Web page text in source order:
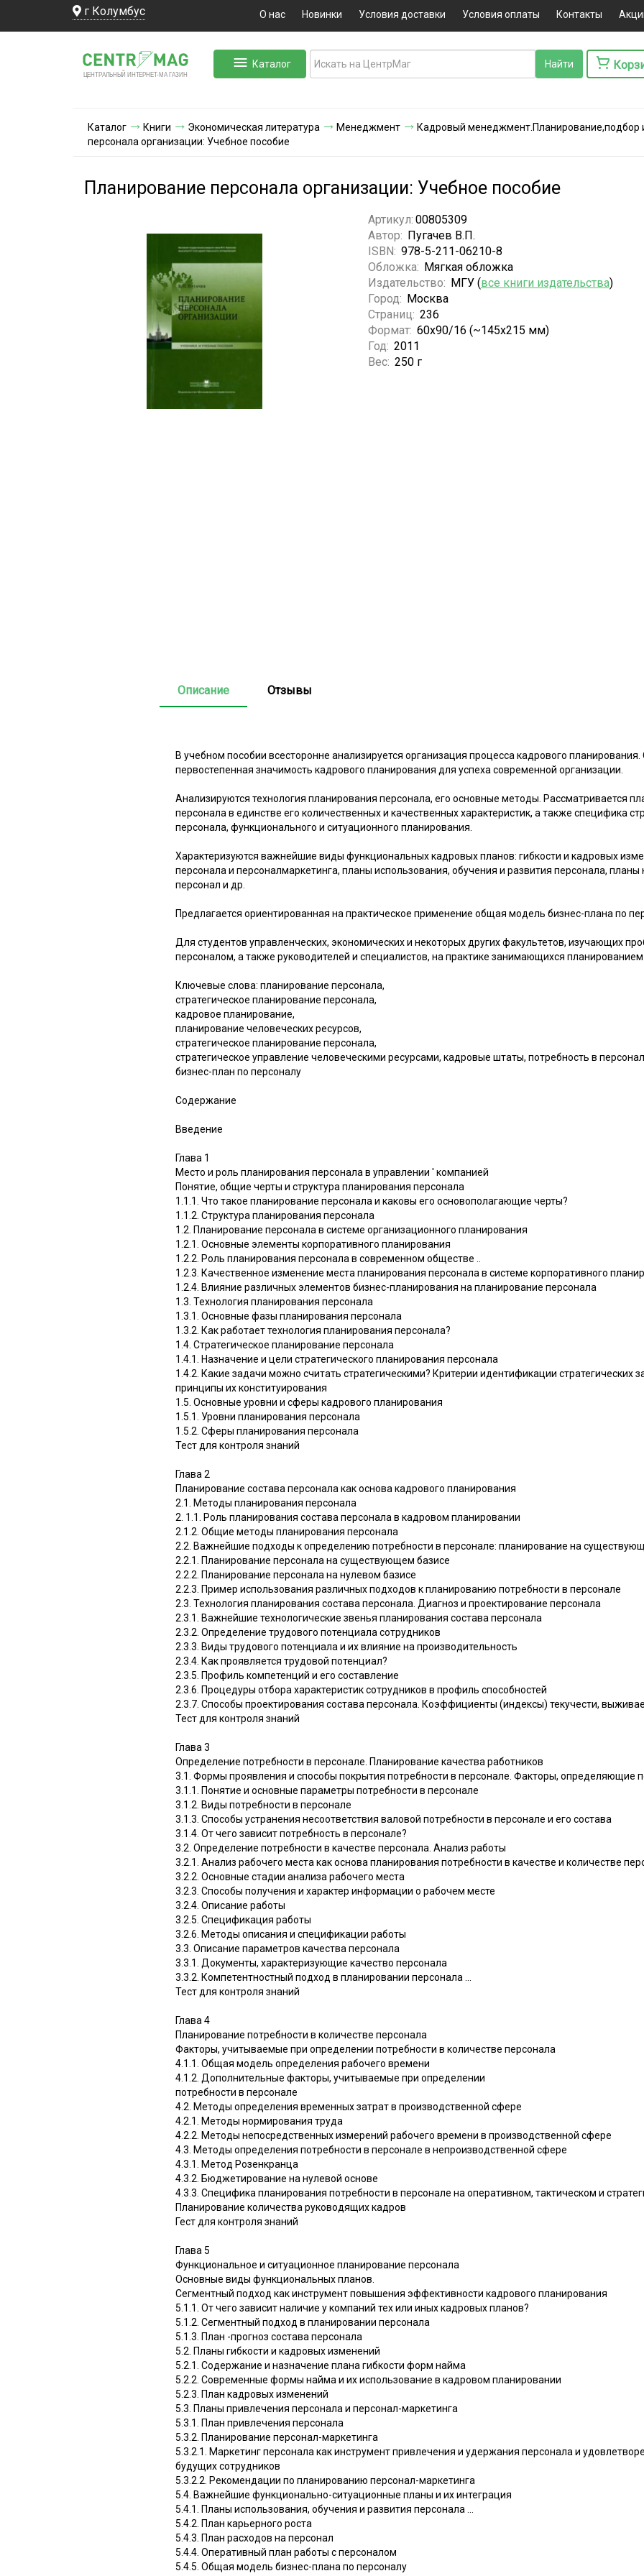
г Колумбус О нас Новинки Условия доставки Условия оплаты Контакты
ЦЕНТРАЛЬНЫЙ ИНТЕРНЕТ-МА ГАЗИН
Каталог
Каталог Книги Экономическая литература Менеджмент Кадровый менеджмент.Планирование,подбор
персонала организации: Учебное пособие
Планирование персонала организации: Учебное пособие
Артикул: 00805309
Автор: Пугачев В.П.
ISBN: 978-5-211-06210-8
Обложка: Мягкая обложка
Издательство: МГУ (все книги издательства)
Город: Москва
Страниц: 236
Формат: 60x90/16 (~145х215 мм)
Год: 2011
Вес: 250 г
Описание Отзывы
В учебном пособии всесторонне анализируется организация процесса кадрового
первостепенная значимость кадрового планирования для успеха современной организации.
Анализируются технология планирования персонала, его основные методы. Рассматривается
персонала в единстве его количественных и качественных характеристик, а также специфика
персонала, функционального и ситуационного планирования.
Характеризуются важнейшие виды функциональных кадровых планов: гибкости и кадровых
персонала и персоналмаркетинга, планы использования, обучения и развития персонала, планы
персонал и др.
Предлагается ориентированная на практическое применение общая модель бизнес-плана по
Для студентов управленческих, экономических и некоторых других факультетов, изучающих
персоналом, а также руководителей и специалистов, на практике занимающихся планированием
Ключевые слова: планирование персонала,
стратегическое планирование персонала,
кадровое планирование,
планирование человеческих ресурсов,
стратегическое планирование персонала,
стратегическое управление человеческими ресурсами, кадровые штаты, потребность в
бизнес-план по персоналу
Содержание
Введение
Глава 1
Место и роль планирования персонала в управлении ' компанией
Понятие, общие черты и структура планирования персонала
1.1.1. Что такое планирование персонала и каковы его основополагающие черты?
1.1.2. Структура планирования персонала
1.2. Планирование персонала в системе организационного планирования
1.2.1. Основные элементы корпоративного планирования
1.2.2. Роль планирования персонала в современном обществе ..
1.2.3. Качественное изменение места планирования персонала в системе корпоративного
1.2.4. Влияние различных элементов бизнес-планирования на планирование персонала
1.3. Технология планирования персонала
1.3.1. Основные фазы планирования персонала
1.3.2. Как работает технология планирования персонала?
1.4. Стратегическое планирование персонала
1.4.1. Назначение и цели стратегического планирования персонала
1.4.2. Какие задачи можно считать стратегическими? Критерии идентификации стратегических
принципы их конституирования
1.5. Основные уровни и сферы кадрового планирования
1.5.1. Уровни планирования персонала
1.5.2. Сферы планирования персонала
Тест для контроля знаний
Глава 2
Планирование состава персонала как основа кадрового планирования
2.1. Методы планирования персонала
2. 1.1. Роль планирования состава персонала в кадровом планировании
2.1.2. Общие методы планирования персонала
2.2. Важнейшие подходы к определению потребности в персонале: планирование на
2.2.1. Планирование персонала на существующем базисе
2.2.2. Планирование персонала на нулевом базисе
2.2.3. Пример использования различных подходов к планированию потребности в персонале
2.3. Технология планирования состава персонала. Диагноз и проектирование персонала
2.3.1. Важнейшие технологические звенья планирования состава персонала
2.3.2. Определение трудового потенциала сотрудников
2.3.3. Виды трудового потенциала и их влияние на производительность
2.3.4. Как проявляется трудовой потенциал?
2.3.5. Профиль компетенций и его составление
2.3.6. Процедуры отбора характеристик сотрудников в профиль способностей
2.3.7. Способы проектирования состава персонала. Коэффициенты (индексы) текучести,
Тест для контроля знаний
Глава 3
Определение потребности в персонале. Планирование качества работников
3.1. Формы проявления и способы покрытия потребности в персонале. Факторы, определяющие
3.1.1. Понятие и основные параметры потребности в персонале
3.1.2. Виды потребности в персонале
3.1.3. Способы устранения несоответствия валовой потребности в персонале и его состава
3.1.4. От чего зависит потребность в персонале?
3.2. Определение потребности в качестве персонала. Анализ работы
3.2.1. Анализ рабочего места как основа планирования потребности в качестве и количестве
3.2.2. Основные стадии анализа рабочего места
3.2.3. Способы получения и характер информации о рабочем месте
3.2.4. Описание работы
3.2.5. Спецификация работы
3.2.6. Методы описания и спецификации работы
3.3. Описание параметров качества персонала
3.3.1. Документы, характеризующие качество персонала
3.3.2. Компетентностный подход в планировании персонала ...
Тест для контроля знаний
Глава 4
Планирование потребности в количестве персонала
Факторы, учитываемые при определении потребности в количестве персонала
4.1.1. Общая модель определения рабочего времени
4.1.2. Дополнительные факторы, учитываемые при определении
потребности в персонале
4.2. Методы определения временных затрат в производственной сфере
4.2.1. Методы нормирования труда
4.2.2. Методы непосредственных измерений рабочего времени в производственной сфере
4.3. Методы определения потребности в персонале в непроизводственной сфере
4.3.1. Метод Розенкранца
4.3.2. Бюджетирование на нулевой основе
4.3.3. Специфика планирования потребности в персонале на оперативном, тактическом и
Планирование количества руководящих кадров
Гест для контроля знаний
Глава 5
Функциональное и ситуационное планирование персонала
Основные виды функциональных планов.
Сегментный подход как инструмент повышения эффективности кадрового планирования
5.1.1. От чего зависит наличие у компаний тех или иных кадровых планов?
5.1.2. Сегментный подход в планировании персонала
5.1.3. План -прогноз состава персонала
5.2. Планы гибкости и кадровых изменений
5.2.1. Содержание и назначение плана гибкости форм найма
5.2.2. Современные формы найма и их использование в кадровом планировании
5.2.3. План кадровых изменений
5.3. Планы привлечения персонала и персонал-маркетинга
5.3.1. План привлечения персонала
5.3.2. Планирование персонал-маркетинга
5.3.2.1. Маркетинг персонала как инструмент привлечения и удержания персонала и
будущих сотрудников
5.3.2.2. Рекомендации по планированию персонал-маркетинга
5.4. Важнейшие функционально-ситуационные планы и их интеграция
5.4.1. Планы использования, обучения и развития персонала ...
5.4.2. План карьерного роста
5.4.3. План расходов на персонал
5.4.4. Оперативный план работы с персоналом
5.4.5. Общая модель бизнес-плана по персоналу